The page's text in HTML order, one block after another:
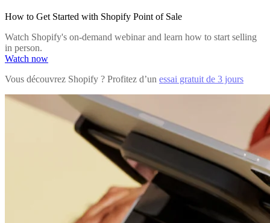
How to Get Started with Shopify Point of Sale
Watch Shopify's on-demand webinar and learn how to start selling
in person.
Watch now
Vous découvrez Shopify ? Profitez d’un essai gratuit de 3 jours